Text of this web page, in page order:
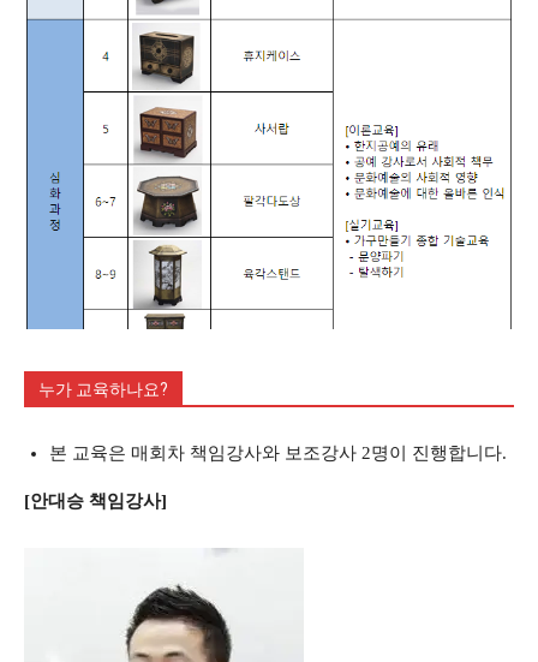
누가 교육하나요?
본 교육은 매회차 책임강사와 보조강사 2명이 진행합니다.
[안대승 책임강사]